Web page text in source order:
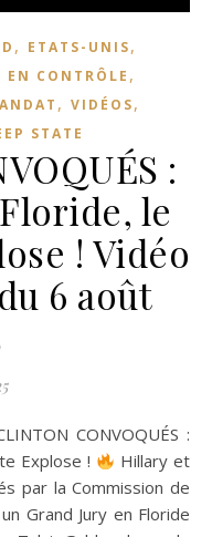
, ETATS-UNIS,
EN CONTRÔLE ,
, VIDÉOS,
STATE
:
le
! Vidéo
6 août
Explose !
Hillary et
par la Commission de
Grand Jury en Floride